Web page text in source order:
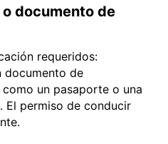
documento de
requeridos:
documento de
un pasaporte o una
permiso de conducir